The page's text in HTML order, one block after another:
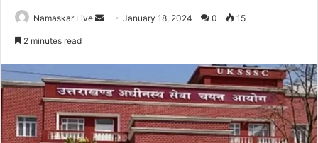
Namaskar Live
a
n
e
m
January 18, 2024 0 15
2 minutes read